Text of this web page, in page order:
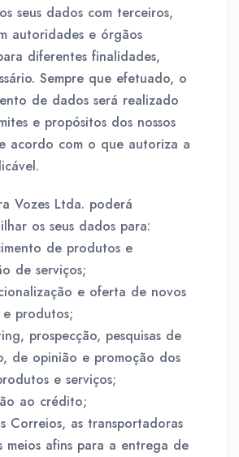
seus dados com terceiros,
autoridades e órgãos
diferentes finalidades,
Sempre que efetuado, o
de dados será realizado
e propósitos dos nossos
acordo com o que autoriza a
Vozes Ltda. poderá
os seus dados para:
de produtos e
de serviços;
e oferta de novos
e produtos;
prospecção, pesquisas de
de opinião e promoção dos
e serviços;
ao crédito;
Correios, as transportadoras
meios afins para a entrega de